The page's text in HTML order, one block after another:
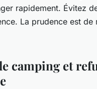
rapidement. Évitez
La prudence est
camping et